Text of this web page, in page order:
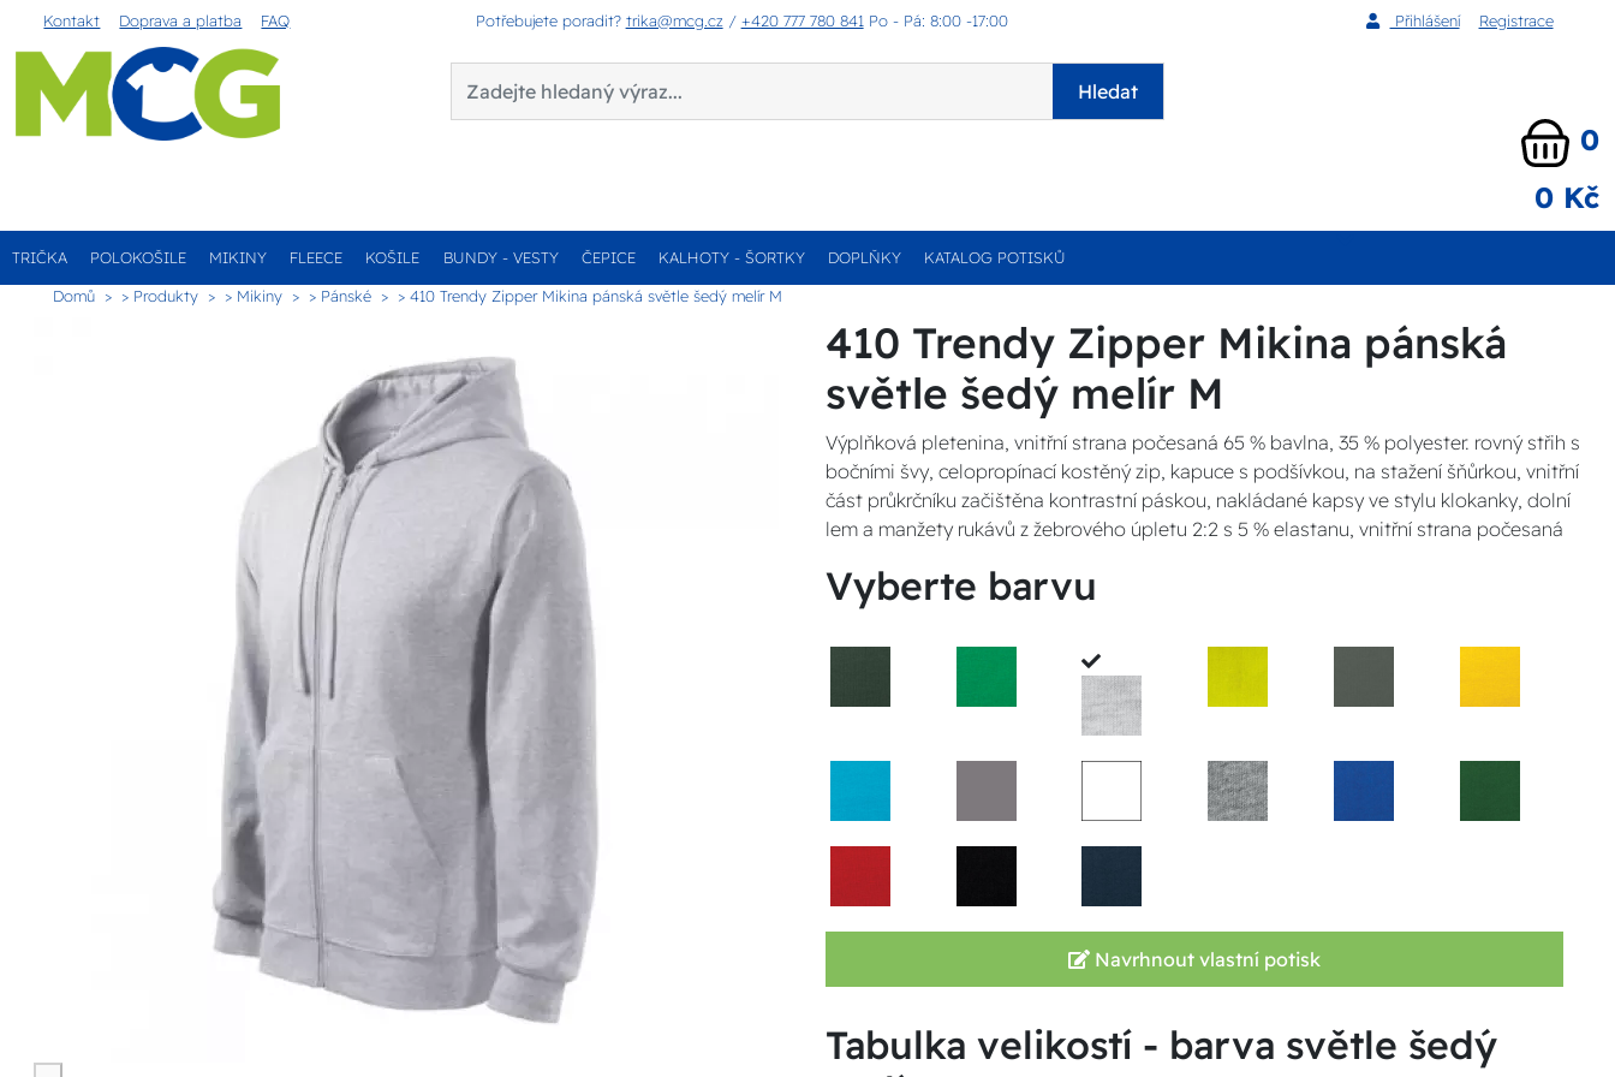
Kontakt Doprava a platba FAQ Potřebujete poradit? trika@mcg.cz / +420 777 780 841 Po - Pá: 8:00 -17:00 Přihlášení Registrace
Hledat
0
0 Kč
TRIČKA POLOKOŠILE MIKINY FLEECE KOŠILE BUNDY - VESTY ČEPICE KALHOTY - ŠORTKY DOPLŇKY KATALOG POTISKŮ
Domů > Produkty > Mikiny > Pánské > 410 Trendy Zipper Mikina pánská světle šedý melír M
410 Trendy Zipper Mikina pánská
světle šedý melír M
Výplňková pletenina, vnitřní strana počesaná 65 % bavlna, 35 % polyester. rovný střih s
bočními švy, celopropínací kostěný zip, kapuce s podšívkou, na stažení šňůrkou, vnitřní
část průkrčníku začištěna kontrastní páskou, nakládané kapsy ve stylu klokanky, dolní
lem a manžety rukávů z žebrového úpletu 2:2 s 5 % elastanu, vnitřní strana počesaná
Vyberte barvu
Navrhnout vlastní potisk
Tabulka velikostí - barva světle šedý